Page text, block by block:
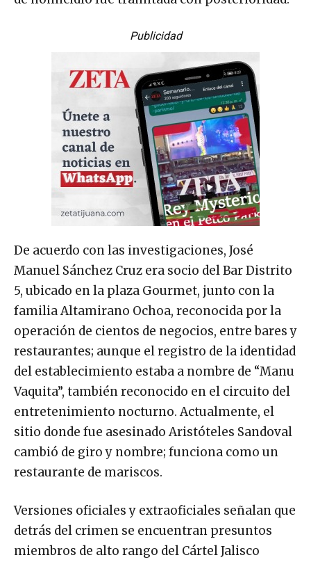
Publicidad
De acuerdo con las investigaciones, José
Manuel Sánchez Cruz era socio del Bar Distrito
5, ubicado en la plaza Gourmet, junto con la
familia Altamirano Ochoa, reconocida por la
operación de cientos de negocios, entre bares y
restaurantes; aunque el registro de la identidad
del establecimiento estaba a nombre de “Manu
Vaquita”, también reconocido en el circuito del
entretenimiento nocturno. Actualmente, el
sitio donde fue asesinado Aristóteles Sandoval
cambió de giro y nombre; funciona como un
restaurante de mariscos.
Versiones oficiales y extraoficiales señalan que
detrás del crimen se encuentran presuntos
miembros de alto rango del Cártel Jalisco